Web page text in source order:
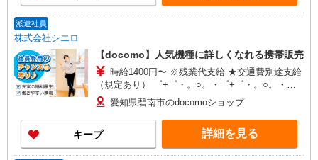
派遣社員
株式会社シエロ
【docomo】人気機種に詳しくなれる携帯販売
時給1400円〜 ※残業代支給 ★交通費別途支給
（規定あり） ゜+゜・。○。・゜+゜・。○。・゜
+゜ 入社祝い金10万円支給(規定有) お友達を紹介
頂くと, インセンティブ支給(規定有) ★月2回払
い・週払い可能（規程有）★ ゜・。○。・゜
+゜・。○。・゜+゜
愛知県碧南市のdocomoショップ
キープ 詳細を見る